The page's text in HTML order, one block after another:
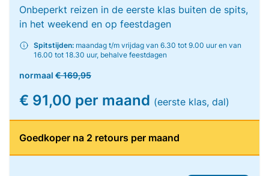
Onbeperkt reizen in de eerste klas buiten de spits,
in het weekend en op feestdagen
Spitstijden: maandag t/m vrijdag van 6.30 tot 9.00 uur en van
16.00 tot 18.30 uur, behalve feestdagen
normaal € 169,95
€ 91,00 per maand (eerste klas, dal)
Goedkoper na 2 retours per maand